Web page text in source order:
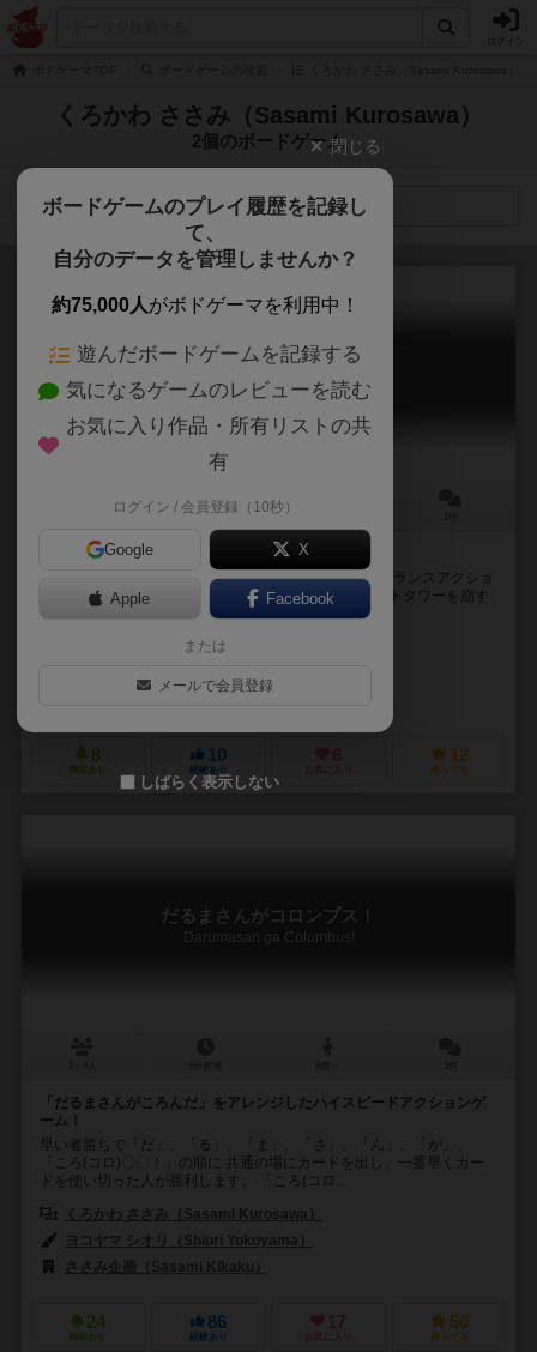
くろかわ ささみ（Sasami Kurosawa）
2個のボードゲーム
検索メニュー
FAVOOOOM!!!!
FAVOOOOM!!!!
3分前後
積んで、弾いて、また積んで。
3分間で一番高くハート駒を積んだ人の勝ちという、バランスアクショ
ンパーティゲームです。 ハート駒は弾いて相手のハートタワーを崩す
という攻撃にも使えます。 またタワーの前に...
くろかわ ささみ（Sasami Kurosawa）
8
興味あり
10
経験あり お気に入り
12
持ってる
だるまさんがコロンブス！
Darumasan ga Columbus!
「だるまさんがころんだ」をアレンジしたハイスピードアクションゲ
ーム！
早い者勝ちで「だ」、「る」、「ま」、「さ」、「ん」、「が」、
「ころ(コロ)〇〇！」の順に 共通の場にカードを出し、一番早くカー
ドを使い切った人が勝利します。 「ころ(コロ...
くろかわ ささみ（Sasami Kurosawa）
ヨコヤマ シオリ（Shiori Yokoyama）
ささみ企画（Sasami Kikaku）
24
興味あり
86
経験あり
17
お気に入り
50
持ってる
閉じる
ボードゲームのプレイ履歴を記録し
て、
自分のデータを管理しませんか？
約75,000人がボドゲーマを利用中！
遊んだボードゲームを記録する
気になるゲームのレビューを読む
お気に入り作品・所有リストの共
有
ログイン / 会員登録（10秒）
Google X
Apple Facebook
または
メールで会員登録
しばらく表示しない